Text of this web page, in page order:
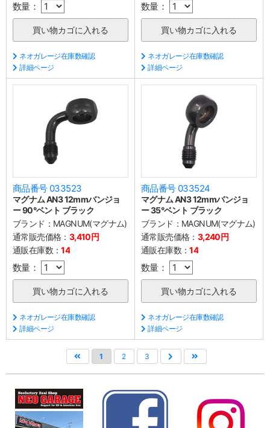
数量：
ネオガレージ在庫数確認
詳細ページ
数量：
ネオガレージ在庫数確認
詳細ページ
商品番号 033523
マグナム AN3 12mmバンジョ
ー 90°ベント ブラック
ブランド： MAGNUM(マグナム)
通常販売価格： 3,410円
通販在庫数：14
数量：
ネオガレージ在庫数確認
詳細ページ
商品番号 033524
マグナム AN3 12mmバンジョ
ー 35°ベント ブラック
ブランド： MAGNUM(マグナム)
通常販売価格： 3,240円
通販在庫数：14
数量：
ネオガレージ在庫数確認
詳細ページ
1 2 3